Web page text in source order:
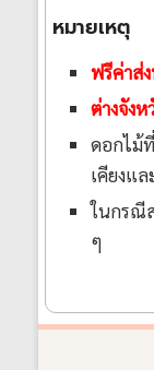
หมายเหตุ
ฟรีค่าส่
ต่างจัง
ดอกไม้
เคียงแ
ในกรณี
ๆ